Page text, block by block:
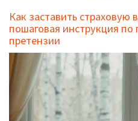
Как заставить страховую
пошаговая инструкция
претензии